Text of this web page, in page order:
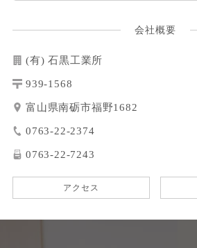
会社概要
(有) 石黒工業所
939-1568
富山県南砺市福野1682
0763-22-2374
0763-22-7243
アクセス